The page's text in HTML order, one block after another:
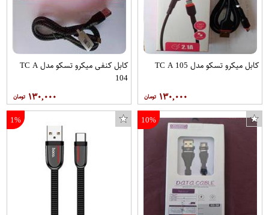
کابل میکرو تسکو مدل TC A 105
۱۳۰,۰۰۰
کابل کنفی میکرو تسکو مدل TC A
104
۱۳۰,۰۰۰
10%
1%